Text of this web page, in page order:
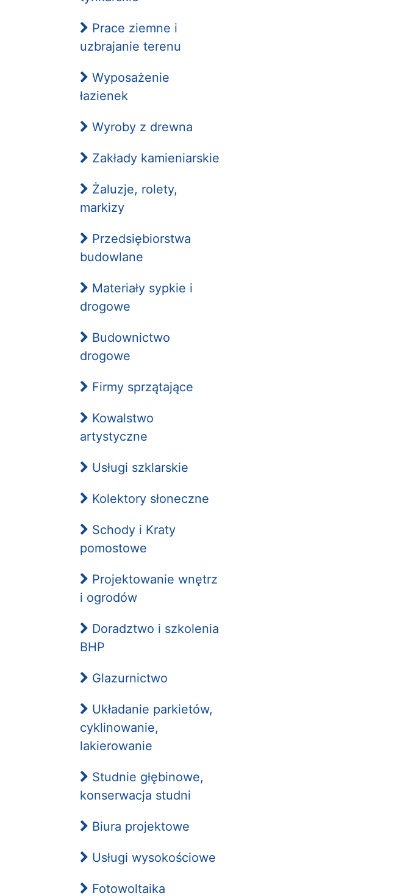
Prace ziemne i
uzbrajanie terenu
Wyposażenie
łazienek
Wyroby z drewna
Zakłady kamieniarskie
Żaluzje, rolety,
markizy
Przedsiębiorstwa
budowlane
Materiały sypkie i
drogowe
Budownictwo
drogowe
Firmy sprzątające
Kowalstwo
artystyczne
Usługi szklarskie
Kolektory słoneczne
Schody i Kraty
pomostowe
Projektowanie wnętrz
i ogrodów
Doradztwo i szkolenia
BHP
Glazurnictwo
Układanie parkietów,
cyklinowanie,
lakierowanie
Studnie głębinowe,
konserwacja studni
Biura projektowe
Usługi wysokościowe
Fotowoltaika